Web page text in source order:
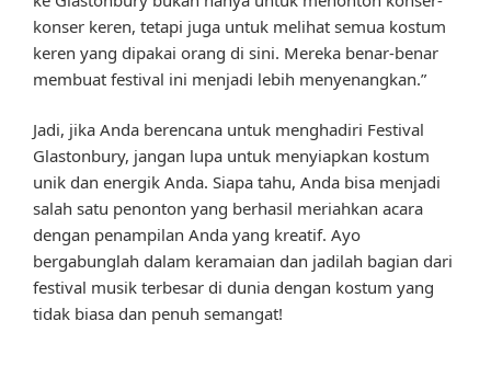
konser keren, tetapi juga untuk melihat semua kostum
keren yang dipakai orang di sini. Mereka benar-benar
membuat festival ini menjadi lebih menyenangkan.”
Jadi, jika Anda berencana untuk menghadiri Festival
Glastonbury, jangan lupa untuk menyiapkan kostum
unik dan energik Anda. Siapa tahu, Anda bisa menjadi
salah satu penonton yang berhasil meriahkan acara
dengan penampilan Anda yang kreatif. Ayo
bergabunglah dalam keramaian dan jadilah bagian dari
festival musik terbesar di dunia dengan kostum yang
tidak biasa dan penuh semangat!